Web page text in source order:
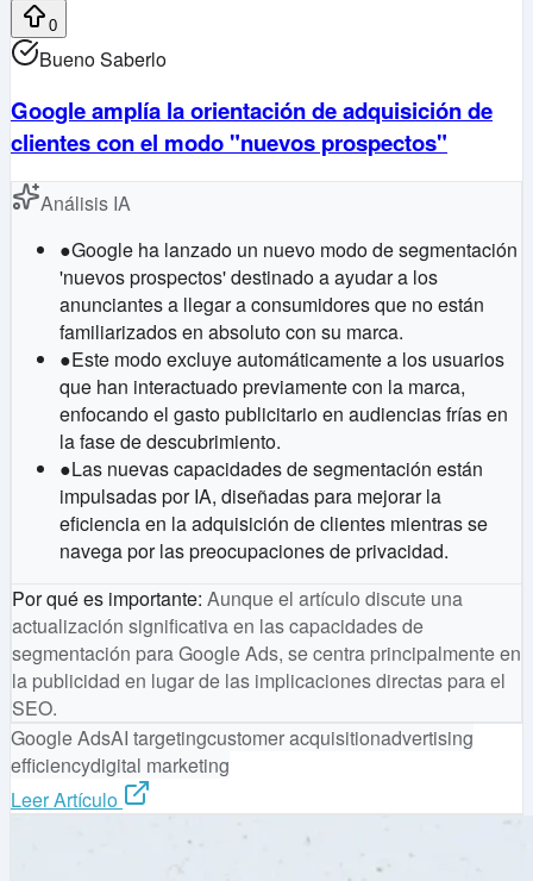
0
Bueno Saberlo
Google amplía la orientación de adquisición de
clientes con el modo "nuevos prospectos"
Análisis IA
●Google ha lanzado un nuevo modo de segmentación
'nuevos prospectos' destinado a ayudar a los
anunciantes a llegar a consumidores que no están
familiarizados en absoluto con su marca.
●Este modo excluye automáticamente a los usuarios
que han interactuado previamente con la marca,
enfocando el gasto publicitario en audiencias frías en
la fase de descubrimiento.
●Las nuevas capacidades de segmentación están
impulsadas por IA, diseñadas para mejorar la
eficiencia en la adquisición de clientes mientras se
navega por las preocupaciones de privacidad.
Por qué es importante: Aunque el artículo discute una
actualización significativa en las capacidades de
segmentación para Google Ads, se centra principalmente en
la publicidad en lugar de las implicaciones directas para el
SEO.
Google AdsAI targetingcustomer acquisitionadvertising
efficiencydigital marketing
Leer Artículo